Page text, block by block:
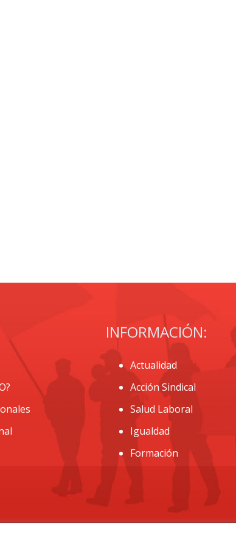
INFORMACIÓN:
Actualidad
Acción Sindical
Salud Laboral
Igualdad
Formación